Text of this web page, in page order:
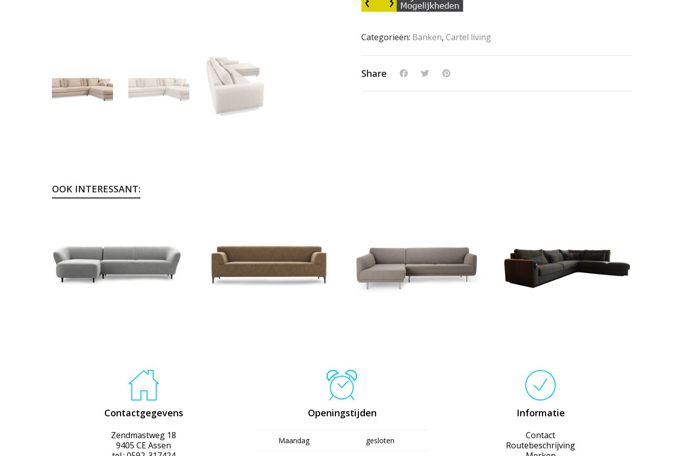
Categorieën: Banken, Cartel living
Share
OOK INTERESSANT:
€ 2.495,00
Contactgegevens
Zendmastweg 18
9405 CE Assen
Openingstijden
Maandag gesloten
Informatie
Contact
Routebeschrijving